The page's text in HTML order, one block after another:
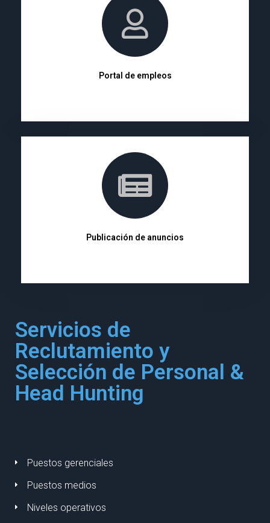
Portal de empleos
Publicación de anuncios
Servicios de
Reclutamiento y
Selección de Personal &
Head Hunting
Puestos gerenciales
Puestos medios
Niveles operativos